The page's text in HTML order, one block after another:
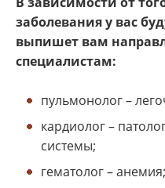
заболевания у вас
выпишет вам
специалистам:
пульмонолог –
кардиолог –
системы;
гематолог – анемия;